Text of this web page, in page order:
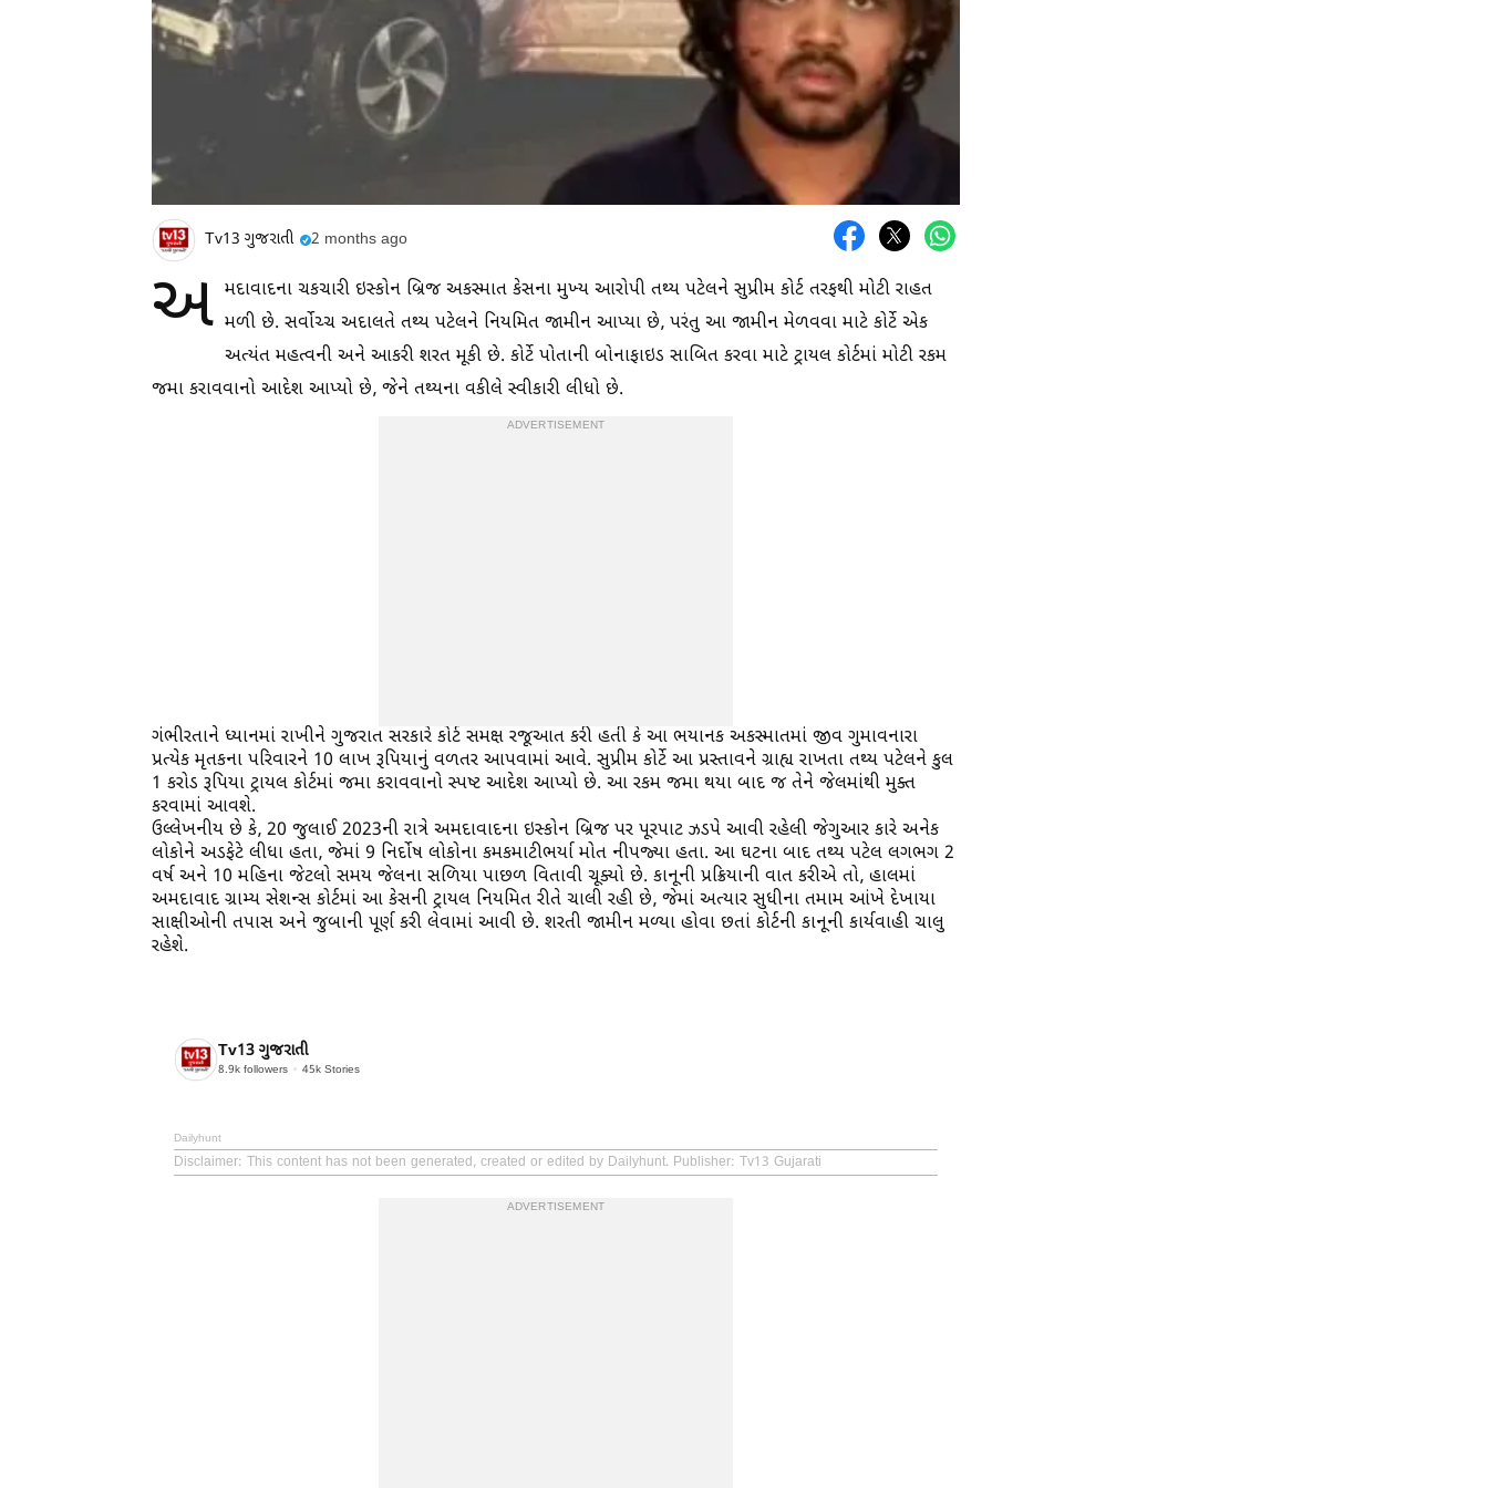
Tv13 ગુજરાતી 2 months ago
અ મદાવાદના ચકચારી ઇસ્કોન બ્રિજ અકસ્માત કેસના મુખ્ય આરોપી તથ્ય પટેલને સુપ્રીમ કોર્ટ તરફથી મોટી રાહત
મળી છે. સર્વોચ્ચ અદાલતે તથ્ય પટેલને નિયમિત જામીન આપ્યા છે, પરંતુ આ જામીન મેળવવા માટે કોર્ટે એક
અત્યંત મહત્વની અને આકરી શરત મૂકી છે. કોર્ટે પોતાની બોનાફાઇડ સાબિત કરવા માટે ટ્રાયલ કોર્ટમાં મોટી રકમ
જમા કરાવવાનો આદેશ આપ્યો છે, જેને તથ્યના વકીલે સ્વીકારી લીધો છે.
ADVERTISEMENT
ગંભીરતાને ધ્યાનમાં રાખીને ગુજરાત સરકારે કોર્ટ સમક્ષ રજૂઆત કરી હતી કે આ ભયાનક અકસ્માતમાં જીવ ગુમાવનારા
પ્રત્યેક મૃતકના પરિવારને 10 લાખ રૂપિયાનું વળતર આપવામાં આવે. સુપ્રીમ કોર્ટે આ પ્રસ્તાવને ગ્રાહ્ય રાખતા તથ્ય પટેલને કુલ
1 કરોડ રૂપિયા ટ્રાયલ કોર્ટમાં જમા કરાવવાનો સ્પષ્ટ આદેશ આપ્યો છે. આ રકમ જમા થયા બાદ જ તેને જેલમાંથી મુક્ત
કરવામાં આવશે.
ઉલ્લેખનીય છે કે, 20 જુલાઈ 2023ની રાત્રે અમદાવાદના ઇસ્કોન બ્રિજ પર પૂરપાટ ઝડપે આવી રહેલી જેગુઆર કારે અનેક
લોકોને અડફેટે લીધા હતા, જેમાં 9 નિર્દોષ લોકોના કમકમાટીભર્યા મોત નીપજ્યા હતા. આ ઘટના બાદ તથ્ય પટેલ લગભગ 2
વર્ષ અને 10 મહિના જેટલો સમય જેલના સળિયા પાછળ વિતાવી ચૂક્યો છે. કાનૂની પ્રક્રિયાની વાત કરીએ તો, હાલમાં
અમદાવાદ ગ્રામ્ય સેશન્સ કોર્ટમાં આ કેસની ટ્રાયલ નિયમિત રીતે ચાલી રહી છે, જેમાં અત્યાર સુધીના તમામ આંખે દેખાયા
સાક્ષીઓની તપાસ અને જુબાની પૂર્ણ કરી લેવામાં આવી છે. શરતી જામીન મળ્યા હોવા છતાં કોર્ટની કાનૂની કાર્યવાહી ચાલુ
રહેશે.
Tv13 ગુજરાતી
8.9k followers 45k Stories
Dailyhunt
Disclaimer: This content has not been generated, created or edited by Dailyhunt. Publisher: Tv13 Gujarati
ADVERTISEMENT